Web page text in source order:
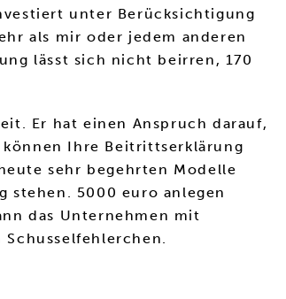
unter Berücksichtigung
als mir oder jedem anderen
lässt sich nicht beirren, 170
Er hat einen Anspruch darauf,
Ihre Beitrittserklärung
sehr begehrten Modelle
stehen. 5000 euro anlegen
das Unternehmen mit